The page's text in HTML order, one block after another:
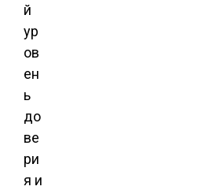
й
ур
ов
ен
ь
до
ве
ри
я и